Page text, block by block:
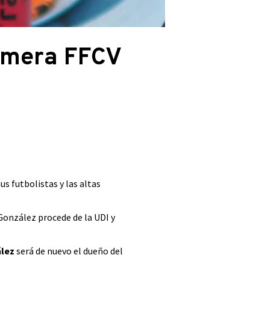
FFCV
futbolistas y las altas
procede de la UDI y
será de nuevo el dueño del